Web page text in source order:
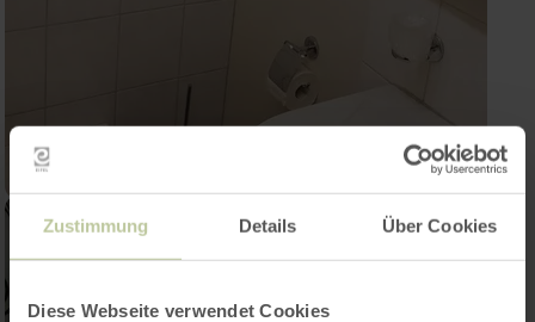
Zustimmung Details Über Cookies
Diese Webseite verwendet Cookies